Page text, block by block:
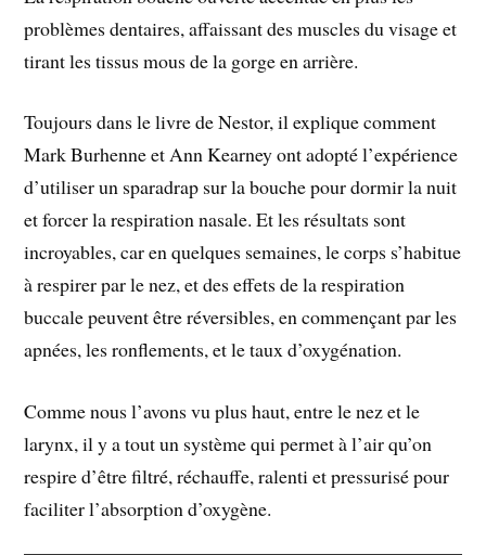
problèmes dentaires, affaissant des muscles du visage et
tirant les tissus mous de la gorge en arrière.
Toujours dans le livre de Nestor, il explique comment
Mark Burhenne et Ann Kearney ont adopté l’expérience
d’utiliser un sparadrap sur la bouche pour dormir la nuit
et forcer la respiration nasale. Et les résultats sont
incroyables, car en quelques semaines, le corps s’habitue
à respirer par le nez, et des effets de la respiration
buccale peuvent être réversibles, en commençant par les
apnées, les ronflements, et le taux d’oxygénation.
Comme nous l’avons vu plus haut, entre le nez et le
larynx, il y a tout un système qui permet à l’air qu’on
respire d’être filtré, réchauffe, ralenti et pressurisé pour
faciliter l’absorption d’oxygène.